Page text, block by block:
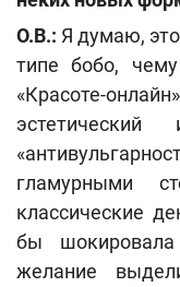
О.В.: Я думаю,
типе бобо,
«Красоте-
гламурными
классические
бы шокировала
желание